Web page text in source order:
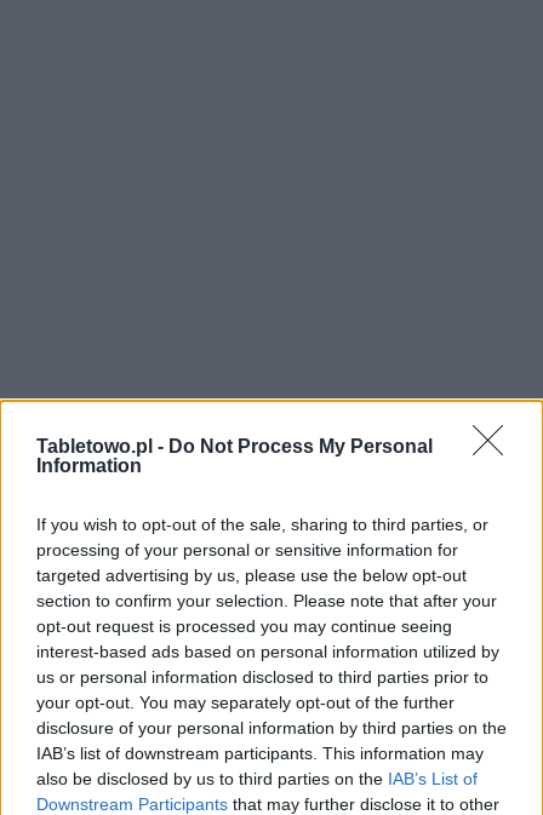
Tabletowo.pl - Do Not Process My Personal
Information
If you wish to opt-out of the sale, sharing to third parties, or
processing of your personal or sensitive information for
targeted advertising by us, please use the below opt-out
section to confirm your selection. Please note that after your
opt-out request is processed you may continue seeing
interest-based ads based on personal information utilized by
us or personal information disclosed to third parties prior to
your opt-out. You may separately opt-out of the further
disclosure of your personal information by third parties on the
IAB’s list of downstream participants. This information may
also be disclosed by us to third parties on the IAB’s List of
Downstream Participants that may further disclose it to other